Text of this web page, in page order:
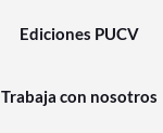
Ediciones PUCV
Trabaja con nosotros